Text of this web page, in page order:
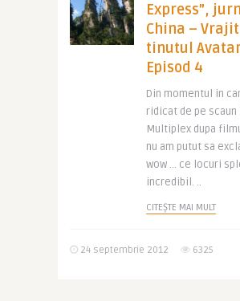
Express”,
China –
tinutul
Episod 4
Din momentul in
ridicat de pe scaun
Multiplex dupa
nu am putut sa
wow … ce locuri
incredibil. ..
CITEȘTE MAI MULT
24 septembrie 2012 6325